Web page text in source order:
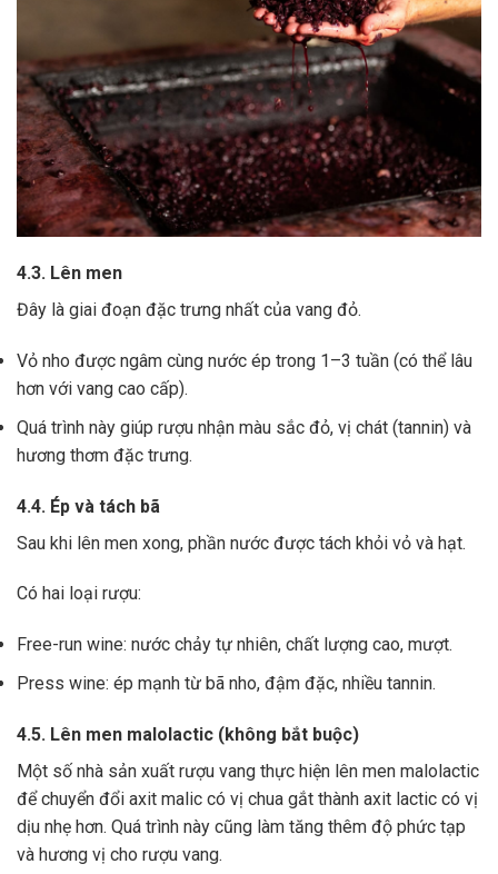
4.3. Lên men
Đây là giai đoạn đặc trưng nhất của vang đỏ.
Vỏ nho được ngâm cùng nước ép trong 1–3 tuần (có thể lâu
hơn với vang cao cấp).
Quá trình này giúp rượu nhận màu sắc đỏ, vị chát (tannin) và
hương thơm đặc trưng.
4.4. Ép và tách bã
Sau khi lên men xong, phần nước được tách khỏi vỏ và hạt.
Có hai loại rượu:
Free-run wine: nước chảy tự nhiên, chất lượng cao, mượt.
Press wine: ép mạnh từ bã nho, đậm đặc, nhiều tannin.
4.5. Lên men malolactic (không bắt buộc)
Một số nhà sản xuất rượu vang thực hiện lên men malolactic
để chuyển đổi axit malic có vị chua gắt thành axit lactic có vị
dịu nhẹ hơn. Quá trình này cũng làm tăng thêm độ phức tạp
và hương vị cho rượu vang.